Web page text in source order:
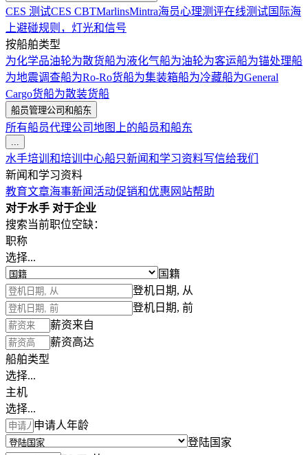
CES 测试CES CBTMarlinsMintra海员心理测评在线测试国际海
上避碰规则，灯光和信号
按船舶类型
为化学品油轮为散货船为液化气船为油轮为客运船为锚处理船
为地震调查船为Ro-Ro货船为集装箱船为冷藏船为General
Cargo货船为散装货船
船员管理公司和船东
所有船员代理公司地图上的船员和船东
...
水手培训和培训中心船只新闻和学习资料写信给我们
新闻和学习资料
教育文章海事新闻活动促销和优惠 网站帮助
对于水手 对于企业
搜索当前职位空缺：
职称
选择...
国籍
登机日期, 从
登机日期, 前
薪资来自
薪资高达
船舶类型
选择...
主机
选择...
申请人年龄
登陆国家